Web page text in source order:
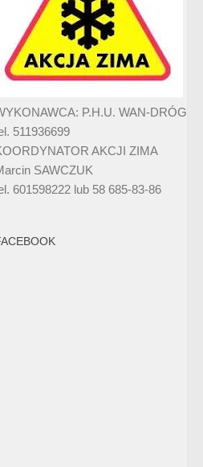
P.H.U. WAN-DRÓG
511936699
AKCJI ZIMA
SAWCZUK
601598222 lub 58 685-83-86